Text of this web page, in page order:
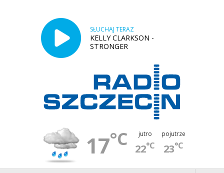
SŁUCHAJ TERAZ
KELLY CLARKSON -
STRONGER
17°C jutro
22°C
pojutrze
23°C